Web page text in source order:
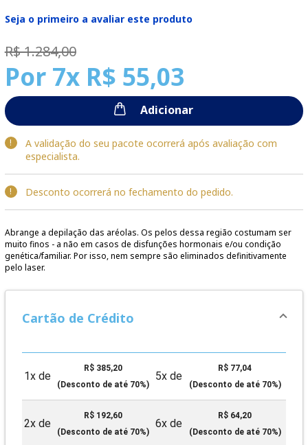
Seja o primeiro a avaliar este produto
R$ 1.284,00
Por 7x R$ 55,03
Adicionar
A validação do seu pacote ocorrerá após avaliação com
especialista.
Desconto ocorrerá no fechamento do pedido.
Abrange a depilação das aréolas. Os pelos dessa região costumam ser
muito finos - a não em casos de disfunções hormonais e/ou condição
genética/familiar. Por isso, nem sempre são eliminados definitivamente
pelo laser.
Cartão de Crédito
1x de
R$ 385,20
(Desconto de até 70%)
5x de
R$ 77,04
(Desconto de até 70%)
2x de
R$ 192,60
(Desconto de até 70%)
6x de
R$ 64,20
(Desconto de até 70%)